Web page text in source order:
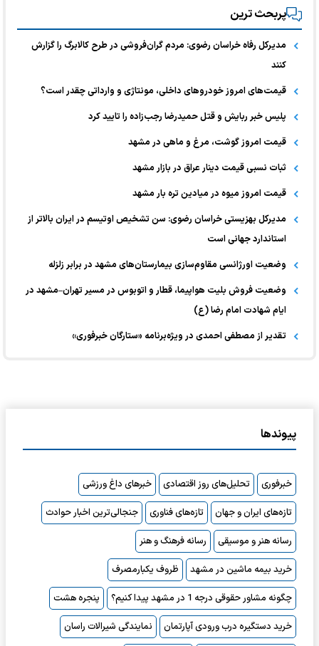
پربحث ترین
مدیرکل رفاه خراسان رضوی: مردم گران‌فروشی در طرح کالابرگ را گزارش
کنند
قیمت‌های امروز خودرو‌های داخلی، مونتاژی و وارداتی چقدر است؟
پلیس خبر ربایش و قتل حمیدرضا رجب‌زاده را تایید کرد
قیمت امروز گوشت، مرغ و ماهی در مشهد
ثبات نسبی قیمت دینار عراق در بازار مشهد
قیمت امروز میوه در میادین تره بار مشهد
مدیرکل بهزیستی خراسان رضوی: سن تشخیص اوتیسم در ایران بالاتر از
استاندارد جهانی است
وضعیت اورژانسی مقاوم‌سازی بیمارستان‌های مشهد در برابر زلزله
وضعیت فروش بلیت هواپیما، قطار و اتوبوس در مسیر تهران–مشهد در
ایام شهادت امام رضا (ع)
تقدیر از مصطفی احمدی در ویژه‌برنامه «ستارگان خبرفوری»
پیوندها
خبرفوری تحلیل‌های روز اقتصادی
خبرهای داغ ورزشی
تازه‌های ایران و جهان
تازه‌های فناوری
جنجالی‌ترین اخبار حوادث
رسانه هنر و موسیقی
رسانه فرهنگ و هنر
خرید بیمه ماشین در مشهد
ظروف یکبارمصرف
چگونه مشاور حقوقی درجه 1 در مشهد پیدا کنیم؟
پنجره هشت
خرید دستگیره درب ورودی آپارتمان
نمایندگی شیرالات راسان